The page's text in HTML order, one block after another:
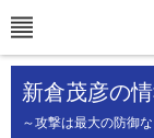
新倉茂彦の
～攻撃は最大の防御